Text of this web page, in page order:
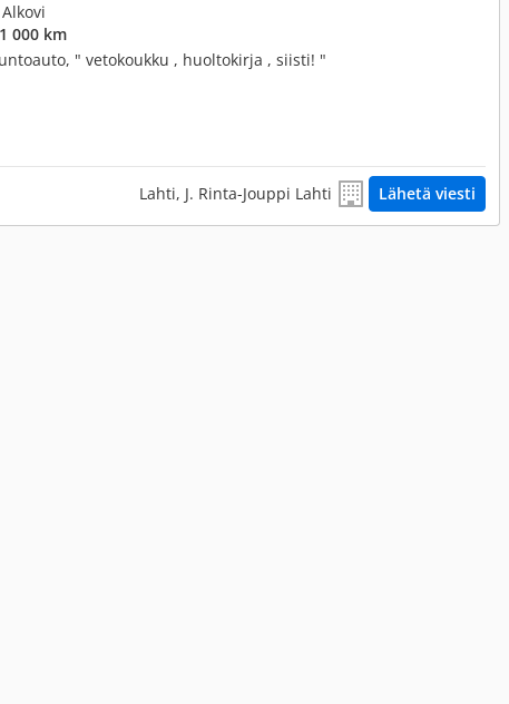
000 km
" vetokoukku , huoltokirja , siisti! "
Lahti, J. Rinta-Jouppi Lahti Lähetä viesti